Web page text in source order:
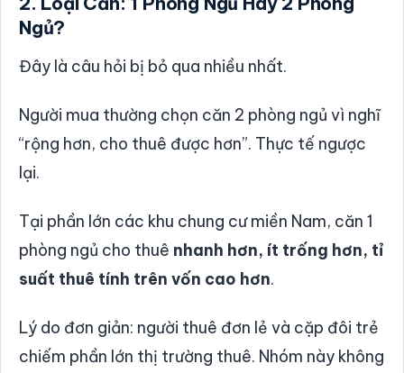
Ngủ?
Đây là câu hỏi bị bỏ qua nhiều nhất.
Người mua thường chọn căn 2 phòng ngủ vì nghĩ
“rộng hơn, cho thuê được hơn”. Thực tế ngược
lại.
Tại phần lớn các khu chung cư miền Nam, căn 1
phòng ngủ cho thuê nhanh hơn, ít trống hơn, tỉ
suất thuê tính trên vốn cao hơn.
Lý do đơn giản: người thuê đơn lẻ và cặp đôi trẻ
chiếm phần lớn thị trường thuê. Nhóm này không